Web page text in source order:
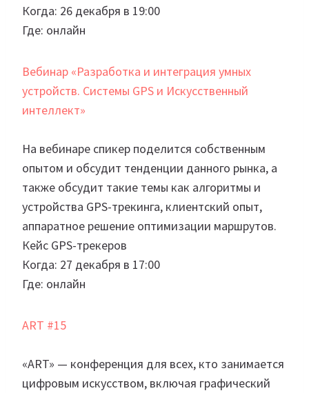
Когда: 26 декабря в 19:00
Где: онлайн
Вебинар «Разработка и интеграция умных
устройств. Системы GPS и Искусственный
интеллект»
На вебинаре спикер поделится собственным
опытом и обсудит тенденции данного рынка, а
также обсудит такие темы как алгоритмы и
устройства GPS-трекинга, клиентский опыт,
аппаратное решение оптимизации маршрутов.
Кейс GPS-трекеров
Когда: 27 декабря в 17:00
Где: онлайн
ART #15
«ART» — конференция для всех, кто занимается
цифровым искусством, включая графический